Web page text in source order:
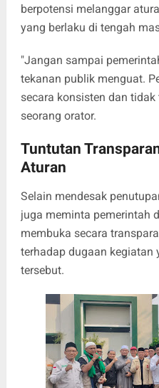
berpotensi melanggar
yang berlaku di tengah
"Jangan sampai
tekanan publik menguat.
secara konsisten dan
seorang orator.
Tuntutan
Aturan
Selain mendesak
juga meminta pemerintah
membuka secara
terhadap dugaan kegiatan
tersebut.